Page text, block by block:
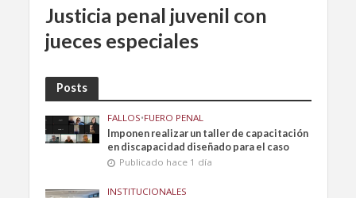
Justicia penal juvenil con
jueces especiales
Posts
FALLOS•FUERO PENAL
Imponen realizar un taller de capacitación
en discapacidad diseñado para el caso
Publicado hace 1 día
INSTITUCIONALES